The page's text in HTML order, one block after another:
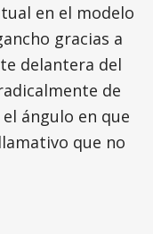
en el modelo
gracias a
delantera del
de
ángulo en que
que no